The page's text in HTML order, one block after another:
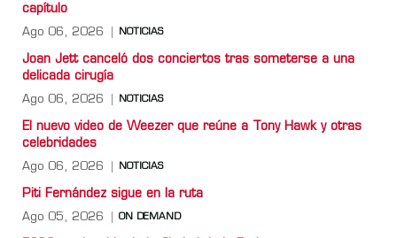
capítulo
Ago 06, 2026 NOTICIAS
Joan Jett canceló dos conciertos tras someterse a una
delicada cirugía
Ago 06, 2026 NOTICIAS
El nuevo video de Weezer que reúne a Tony Hawk y otras
celebridades
Ago 06, 2026 NOTICIAS
Piti Fernández sigue en la ruta
Ago 05, 2026 ON DEMAND